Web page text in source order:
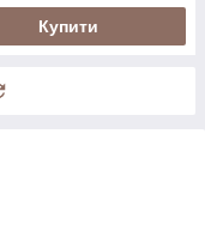
Купити